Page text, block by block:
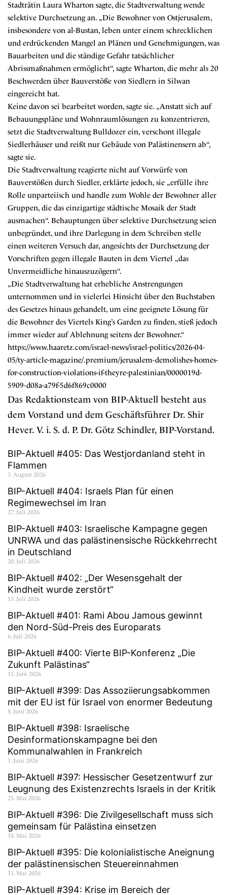
Stadträtin Laura Wharton sagte, die Stadtverwaltung wende
selektive Durchsetzung an. „Die Bewohner von Ostjerusalem,
insbesondere von al-Bustan, leben unter einem schrecklichen
und erdrückenden Mangel an Plänen und Genehmigungen, was
Bauarbeiten und die ständige Gefahr tatsächlicher
Abrissmaßnahmen ermöglicht“, sagte Wharton, die mehr als 20
Beschwerden über Bauverstöße von Siedlern in Silwan
eingereicht hat.
Keine davon sei bearbeitet worden, sagte sie. „Anstatt sich auf
Bebauungspläne und Wohnraumlösungen zu konzentrieren,
setzt die Stadtverwaltung Bulldozer ein, verschont illegale
Siedlerhäuser und reißt nur Gebäude von Palästinensern ab“,
sagte sie.
Die Stadtverwaltung reagierte nicht auf Vorwürfe von
Bauverstößen durch Siedler, erklärte jedoch, sie „erfülle ihre
Rolle unparteiisch und handle zum Wohle der Bewohner aller
Gruppen, die das einzigartige städtische Mosaik der Stadt
ausmachen“. Behauptungen über selektive Durchsetzung seien
unbegründet, und ihre Darlegung in dem Schreiben stelle
einen weiteren Versuch dar, angesichts der Durchsetzung der
Vorschriften gegen illegale Bauten in dem Viertel „das
Unvermeidliche hinauszuzögern“.
„Die Stadtverwaltung hat erhebliche Anstrengungen
unternommen und in vielerlei Hinsicht über den Buchstaben
des Gesetzes hinaus gehandelt, um eine geeignete Lösung für
die Bewohner des Viertels King’s Garden zu finden, stieß jedoch
immer wieder auf Ablehnung seitens der Bewohner.“
https://www.haaretz.com/israel-news/israel-politics/2026-04-
05/ty-article-magazine/.premium/jerusalem-demolishes-homes-
for-construction-violations-if-theyre-palestinian/0000019d-
5909-d08a-a79f-5d6f869c0000
Das Redaktionsteam von BIP-Aktuell besteht aus
dem Vorstand und dem Geschäftsführer Dr. Shir
Hever. V. i. S. d. P. Dr. Götz Schindler, BIP-Vorstand.
BIP-Aktuell #405: Das Westjordanland steht in
Flammen
3. August 2026
BIP-Aktuell #404: Israels Plan für einen
Regimewechsel im Iran
27. Juli 2026
BIP-Aktuell #403: Israelische Kampagne gegen
UNRWA und das palästinensische Rückkehrrecht
in Deutschland
20. Juli 2026
BIP-Aktuell #402: „Der Wesensgehalt der
Kindheit wurde zerstört“
13. Juli 2026
BIP-Aktuell #401: Rami Abou Jamous gewinnt
den Nord-Süd-Preis des Europarats
6. Juli 2026
BIP-Aktuell #400: Vierte BIP-Konferenz „Die
Zukunft Palästinas“
15. Juni 2026
BIP-Aktuell #399: Das Assoziierungsabkommen
mit der EU ist für Israel von enormer Bedeutung
8. Juni 2026
BIP-Aktuell #398: Israelische
Desinformationskampagne bei den
Kommunalwahlen in Frankreich
1. Juni 2026
BIP-Aktuell #397: Hessischer Gesetzentwurf zur
Leugnung des Existenzrechts Israels in der Kritik
25. Mai 2026
BIP-Aktuell #396: Die Zivilgesellschaft muss sich
gemeinsam für Palästina einsetzen
18. Mai 2026
BIP-Aktuell #395: Die kolonialistische Aneignung
der palästinensischen Steuereinnahmen
11. Mai 2026
BIP-Aktuell #394: Krise im Bereich der